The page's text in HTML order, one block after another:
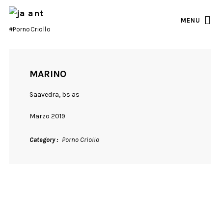
#PornoCriollo
MENU
MARINO
Saavedra, bs as
Marzo 2019
Category Porno Criollo